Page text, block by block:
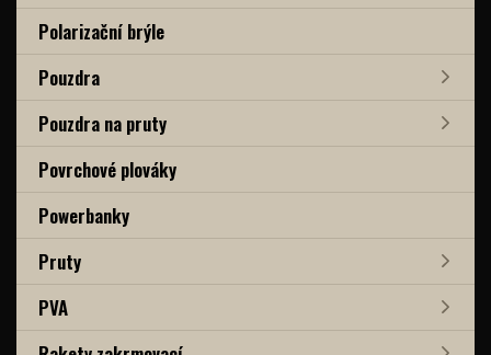
Polarizační brýle
Pouzdra
Pouzdra na pruty
Povrchové plováky
Powerbanky
Pruty
PVA